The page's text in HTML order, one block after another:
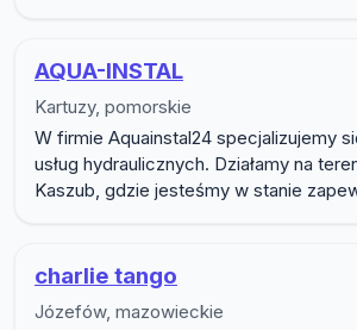
AQUA-INSTAL
Kartuzy, pomorskie
W firmie Aquainstal24 specjalizujemy
usług hydraulicznych. Działamy na
Kaszub, gdzie jesteśmy w stanie
charlie tango
Józefów, mazowieckie